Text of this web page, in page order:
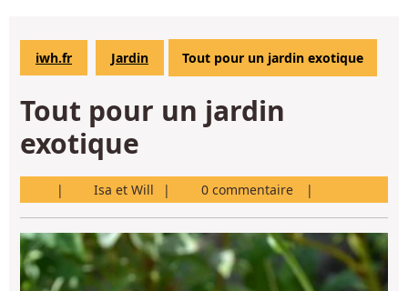
menu
iwh.fr Jardin Tout pour un jardin exotique
Tout pour un jardin
exotique
Isa et Will Isa
et
0 commentaire